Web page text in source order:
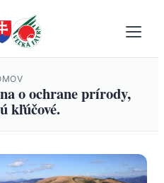
o ochrane prírody,
kľúčové.